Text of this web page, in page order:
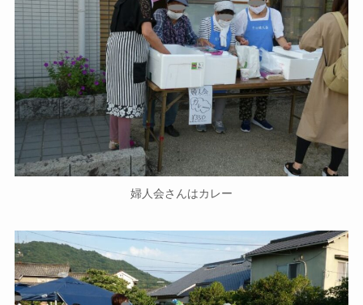
婦人会さんはカレー